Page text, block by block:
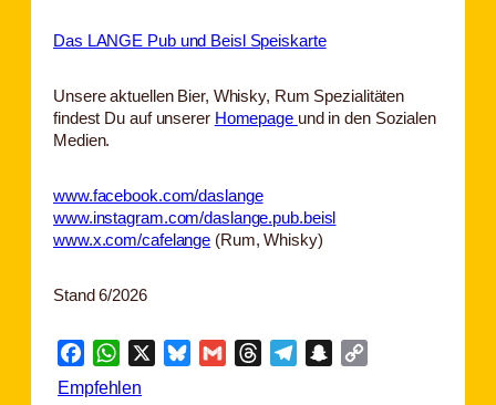
Das LANGE Pub und Beisl Speiskarte
Unsere aktuellen Bier, Whisky, Rum Spezialitäten
findest Du auf unserer Homepage und in den Sozialen
Medien.
www.facebook.com/daslange
www.instagram.com/daslange.pub.beisl
www.x.com/cafelange (Rum, Whisky)
Stand 6/2026
FacebookWhatsApp Bluesky
Gmail ThreadsTelegramSnapchat
Empfehlen